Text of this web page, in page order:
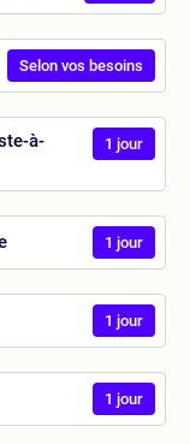
Selon vos besoins
à-
1 jour
1 jour
1 jour
1 jour